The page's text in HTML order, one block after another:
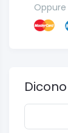
Oppure